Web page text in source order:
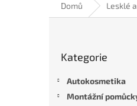
Domů Lesklé
kategorie
Kategorie
Autokosmetika
Montážní